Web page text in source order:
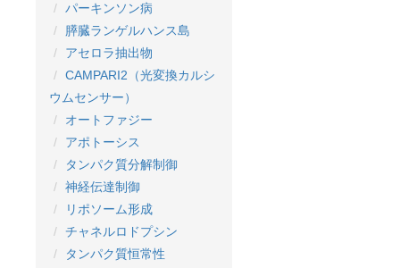
パーキンソン病
膵臓ランゲルハンス島
アセロラ抽出物
CAMPARI2（光変換カルシ
ウムセンサー）
オートファジー
アポトーシス
タンパク質分解制御
神経伝達制御
リポソーム形成
チャネルロドプシン
タンパク質恒常性